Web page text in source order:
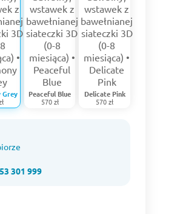
Grey
Peaceful Blue
570 zł
Delicate Pink
570 zł
301 999